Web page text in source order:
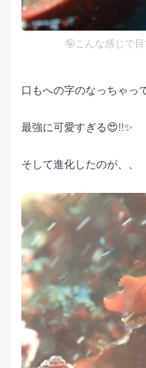
🤪こんな感じで
口もへの字のなっちゃっ
最強に可愛すぎる😍‼️✨
そして進化したのが、、